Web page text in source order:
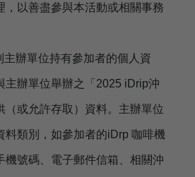
，以善盡參與本活動或相關事務
主辦單位持有參加者的個人資
主辦單位舉辦之「2025 iDrip沖
（或允許存取）資料。主辦單位
料類別，如參加者的iDrp 咖啡機
機號碼、電子郵件信箱、相關沖